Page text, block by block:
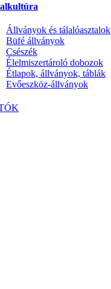
Állványok és tálalóasztalok
Büfé állványok
Csészék
Élelmiszertároló dobozok
Étlapok, állványok, táblák
Evőeszköz-állványok